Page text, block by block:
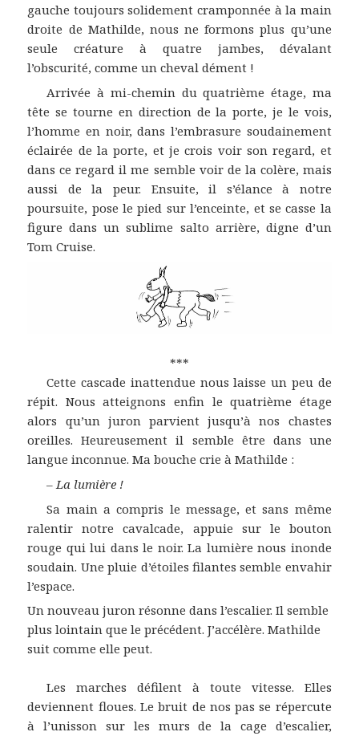
gauche toujours solidement cramponnée à la main
droite de Mathilde, nous ne formons plus qu’une
seule créature à quatre jambes, dévalant
l’obscurité, comme un cheval dément !
Arrivée à mi-chemin du quatrième étage, ma
tête se tourne en direction de la porte, je le vois,
l’homme en noir, dans l’embrasure soudainement
éclairée de la porte, et je crois voir son regard, et
dans ce regard il me semble voir de la colère, mais
aussi de la peur. Ensuite, il s’élance à notre
poursuite, pose le pied sur l’enceinte, et se casse la
figure dans un sublime salto arrière, digne d’un
Tom Cruise.
***
Cette cascade inattendue nous laisse un peu de
répit. Nous atteignons enfin le quatrième étage
alors qu’un juron parvient jusqu’à nos chastes
oreilles. Heureusement il semble être dans une
langue inconnue. Ma bouche crie à Mathilde :
–La lumière !
Sa main a compris le message, et sans même
ralentir notre cavalcade, appuie sur le bouton
rouge qui lui dans le noir. La lumière nous inonde
soudain. Une pluie d’étoiles filantes semble envahir
l’espace.
Un nouveau juron résonne dans l’escalier. Il semble
plus lointain que le précédent. J’accélère. Mathilde
suit comme elle peut.
Les marches défilent à toute vitesse. Elles
deviennent floues. Le bruit de nos pas se répercute
à l’unisson sur les murs de la cage d’escalier,